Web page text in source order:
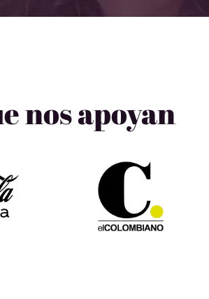
nos apoyan